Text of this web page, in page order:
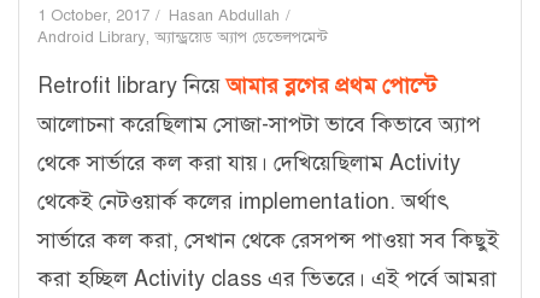
1 October, 2017
Hasan Abdullah
Android Library, অ্যান্ড্রয়েড অ্যাপ ডেভেলপমেন্ট
Retrofit library নিয়েআমার ব্লগের প্রথম পোস্টে
আলোচনা করেছিলাম সোজা-সাপটা ভাবে কিভাবে অ্যাপ
থেকে সার্ভারে কল করা যায়। দেখিয়েছিলাম Activity
থেকেই নেটওয়ার্ক কলের implementation. অর্থাৎ
সার্ভারে কল করা, সেখান থেকে রেসপন্স পাওয়া সব কিছুই
করা হচ্ছিল Activity class এর ভিতরে। এই পর্বে আমরা